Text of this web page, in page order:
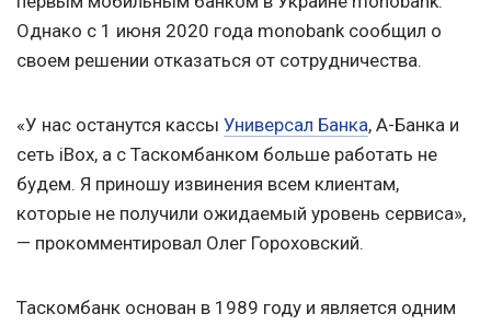
Однако с 1 июня 2020 года monobank сообщил о
своем решении отказаться от сотрудничества.
«У нас останутся кассы Универсал Банка, А-Банка и
сеть iBox, а с Таскомбанком больше работать не
будем. Я приношу извинения всем клиентам,
которые не получили ожидаемый уровень сервиса»,
— прокомментировал Олег Гороховский.
Таскомбанк основан в 1989 году и является одним